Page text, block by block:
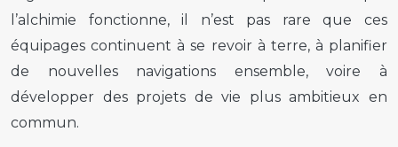
l’alchimie fonctionne, il n’est pas rare que ces
équipages continuent à se revoir à terre, à planifier
de nouvelles navigations ensemble, voire à
développer des projets de vie plus ambitieux en
commun.